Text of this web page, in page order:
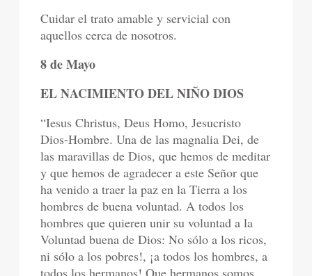
Cuidar el trato amable y servicial con
aquellos cerca de nosotros.
8 de Mayo
EL NACIMIENTO DEL NIÑO DIOS
“Iesus Christus, Deus Homo, Jesucristo
Dios-Hombre. Una de las magnalia Dei, de
las maravillas de Dios, que hemos de meditar
y que hemos de agradecer a este Señor que
ha venido a traer la paz en la Tierra a los
hombres de buena voluntad. A todos los
hombres que quieren unir su voluntad a la
Voluntad buena de Dios: No sólo a los ricos,
ni sólo a los pobres!, ¡a todos los hombres, a
todos los hermanos! Que hermanos somos